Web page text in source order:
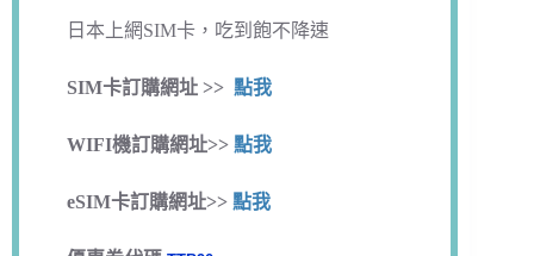
日本上網SIM卡，吃到飽不降速
SIM卡訂購網址 >> 點我
WIFI機訂購網址>> 點我
eSIM卡訂購網址>> 點我